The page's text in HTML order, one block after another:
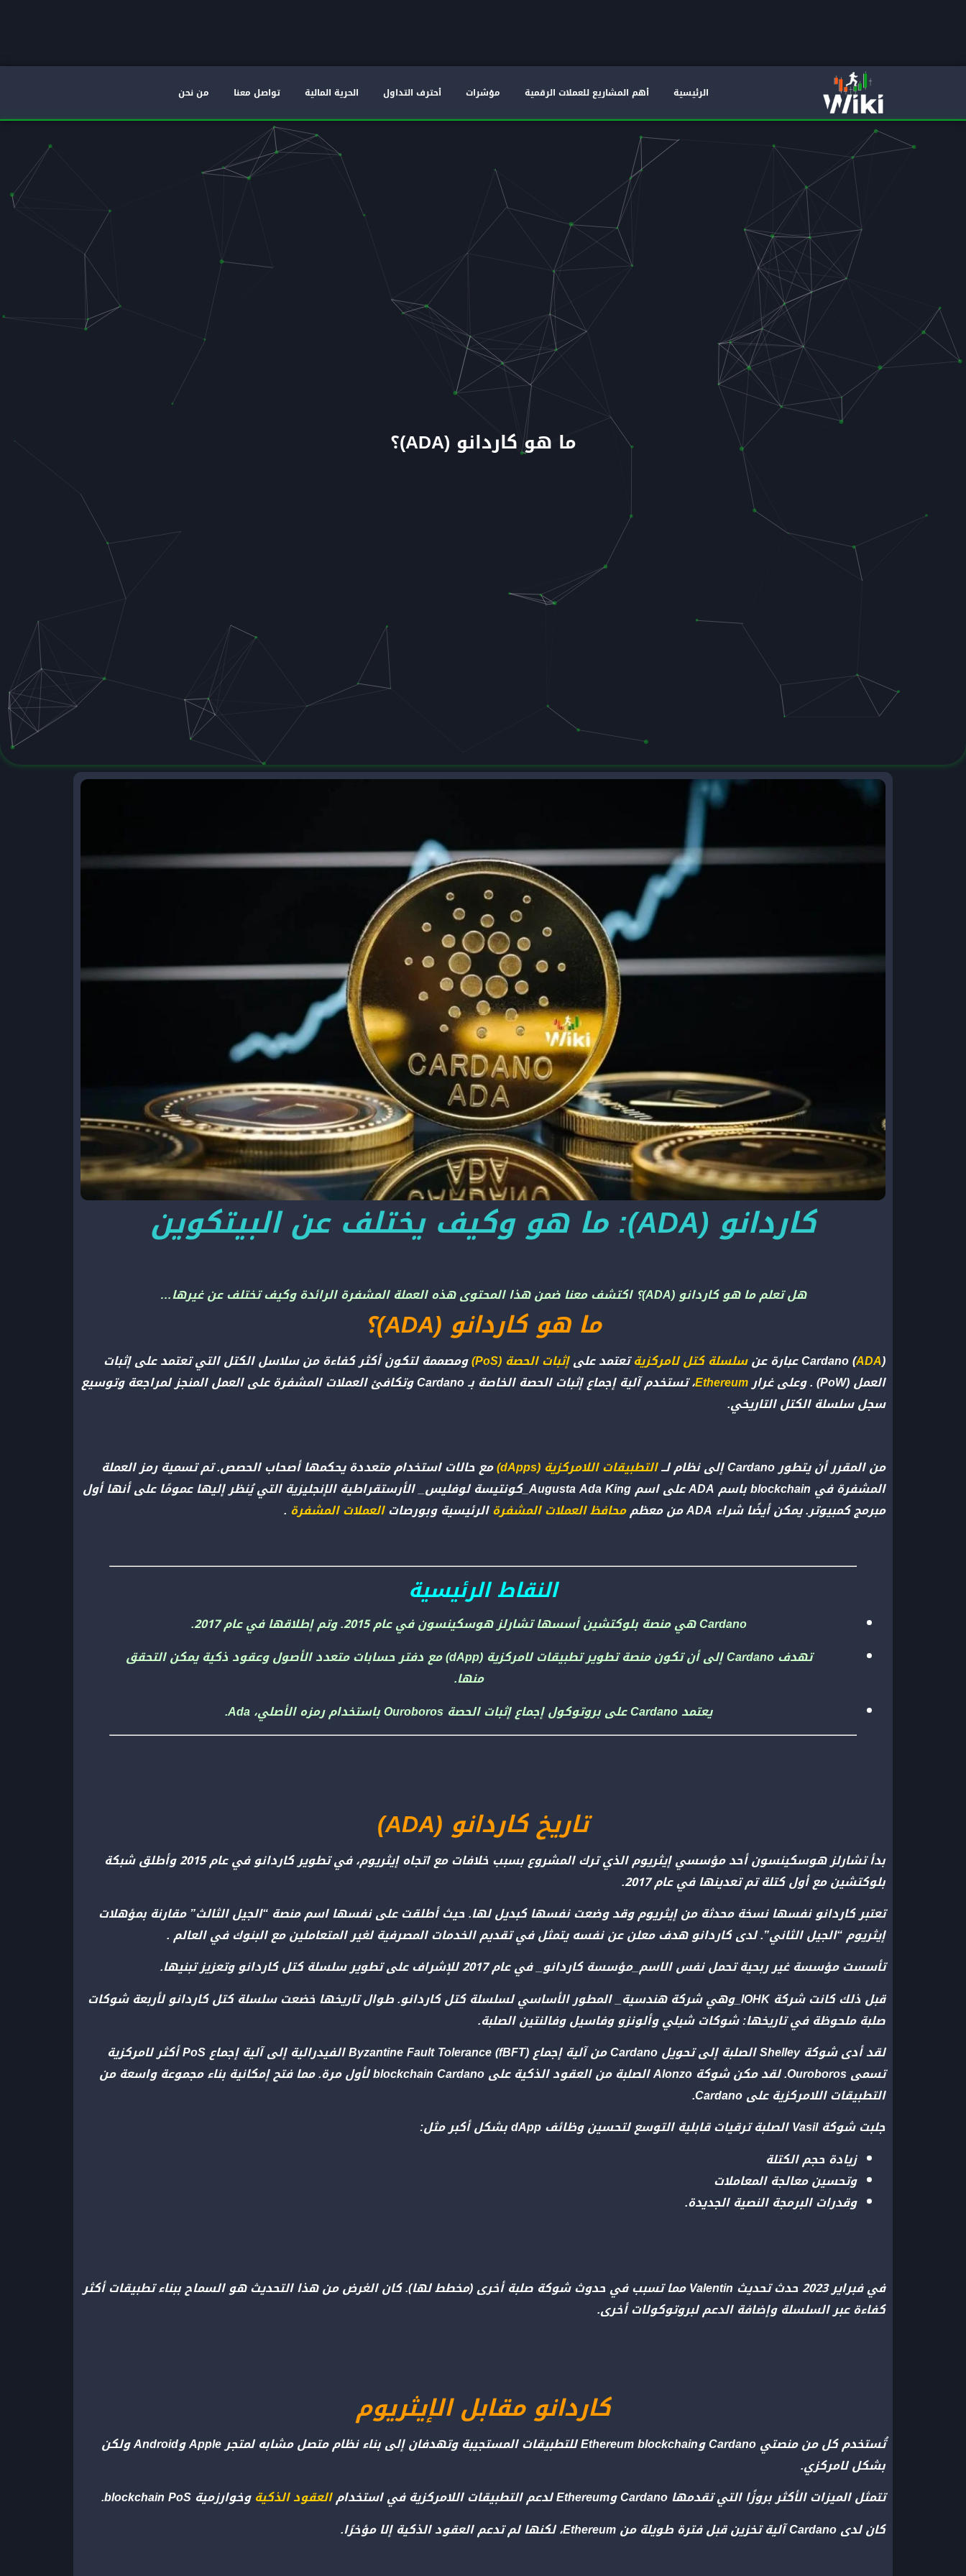
الرئيسية أهم المشاريع للعملات الرقمية مؤشرات أحترف التداول الحرية المالية تواصل معنا من نحن
ما هو كاردانو (ADA)؟
كاردانو (ADA): ما هو وكيف يختلف عن البيتكوين
هل تعلم ما هو كاردانو (ADA)؟ اكتشف معنا ضمن هذا المحتوى هذه العملة المشفرة الرائدة وكيف تختلف عن غيرها…
ما هو كاردانو (ADA)؟
Cardano (ADA) عبارة عن سلسلة كتل لامركزيةتعتمد علىإثبات الحصة (PoS)
ومصممة لتكون أكثر كفاءة من سلاسل الكتل التي تعتمد على إثبات
العمل (PoW) . وعلى غرار
Ethereum
، تستخدم آلية إجماع إثبات الحصة الخاصة بـ Cardano وتكافئ العملات المشفرة على العمل المنجز لمراجعة وتوسيع
سجل سلسلة الكتل التاريخي.
من المقرر أن يتطور Cardano إلى نظام لــ التطبيقات اللامركزية (dApps)
مع حالات استخدام متعددة يحكمها أصحاب الحصص. تم تسمية رمز العملة
المشفرة في blockchain باسم ADA على اسم Augusta Ada King_كونتيسة لوفليس_ الأرستقراطية الإنجليزية التي يُنظر إليها عمومًا على أنها أول
مبرمج كمبيوتر. يمكن أيضًا شراء ADA من معظم
محافظ العملات المشفرةالرئيسية وبورصاتالعملات المشفرة .
النقاط الرئيسية
Cardano هي منصة بلوكتشين أسسها تشارلز هوسكينسون في عام 2015. وتم إطلاقها في عام 2017.
تهدف Cardano إلى أن تكون منصة تطوير تطبيقات لامركزية (dApp) مع دفتر حسابات متعدد الأصول وعقود ذكية يمكن التحقق
منها.
يعتمد Cardano على بروتوكول إجماع إثبات الحصة Ouroboros باستخدام رمزه الأصلي، Ada.
تاريخ كاردانو (ADA)
بدأ تشارلز هوسكينسون أحد مؤسسي إيثريوم الذي ترك المشروع بسبب خلافات مع اتجاه إيثريوم، في تطوير كاردانو في عام 2015 وأطلق شبكة
بلوكتشين مع أول كتلة تم تعدينها في عام 2017.
تعتبر كاردانو نفسها نسخة محدثة من إيثريوم وقد وضعت نفسها كبديل لها. حيث أطلقت على نفسها اسم منصة “الجيل الثالث” مقارنة بمؤهلات
إيثريوم “الجيل الثاني”. لدى كاردانو هدف معلن عن نفسه يتمثل في تقديم الخدمات المصرفية لغير المتعاملين مع البنوك في العالم .
تأسست مؤسسة غير ربحية تحمل نفس الاسم_مؤسسة كاردانو_ في عام 2017 للإشراف على تطوير سلسلة كتل كاردانو وتعزيز تبنيها.
قبل ذلك كانت شركة IOHK_وهي شركة هندسية_ المطور الأساسي لسلسلة كتل كاردانو. طوال تاريخها خضعت سلسلة كتل كاردانو لأربعة شوكات
صلبة ملحوظة في تاريخها: شوكات شيلي وألونزو وفاسيل وفالنتين الصلبة.
لقد أدى شوكة Shelley الصلبة إلى تحويل Cardano من آلية إجماع Byzantine Fault Tolerance (fBFT) الفيدرالية إلى آلية إجماع PoS أكثر لامركزية
تسمى Ouroboros. لقد مكن شوكة Alonzo الصلبة من العقود الذكية على blockchain Cardano لأول مرة. مما فتح إمكانية بناء مجموعة واسعة من
التطبيقات اللامركزية على Cardano.
جلبت شوكة Vasil الصلبة ترقيات قابلية التوسع لتحسين وظائف dApp بشكل أكبر مثل:
زيادة حجم الكتلة
وتحسين معالجة المعاملات
وقدرات البرمجة النصية الجديدة.
في فبراير 2023 حدث تحديث Valentin مما تسبب في حدوث شوكة صلبة أخرى (مخطط لها). كان الغرض من هذا التحديث هو السماح ببناء تطبيقات أكثر
كفاءة عبر السلسلة وإضافة الدعم لبروتوكولات أخرى.
كاردانو مقابل الإيثريوم
تُستخدم كل من منصتي Cardano وEthereum blockchain للتطبيقات المستجيبة وتهدفان إلى بناء نظام متصل مشابه لمتجر Apple وAndroid ولكن
بشكل لامركزي.
تتمثل الميزات الأكثر بروزًا التي تقدمها Cardano وEthereum لدعم التطبيقات اللامركزية في استخدام
العقود الذكيةوخوارزمية blockchain PoS.
كان لدى Cardano آلية تخزين قبل فترة طويلة من Ethereum، لكنها لم تدعم العقود الذكية إلا مؤخرًا.